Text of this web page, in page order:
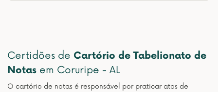
Certidões de Cartório de Tabelionato de
Notas em Coruripe - AL
O cartório de notas é responsável por praticar atos de